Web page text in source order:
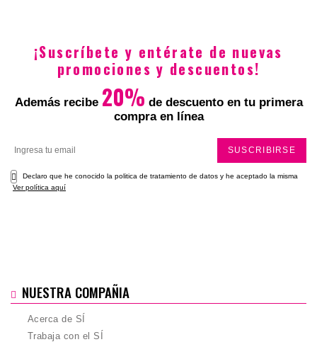
$21.900 $49.900
¡Suscríbete y entérate de nuevas
promociones y descuentos!
Además recibe 20% de descuento en tu primera
compra en línea
SUSCRIBIRSE
Declaro que he conocido la politica de tratamiento de datos y he aceptado la misma
Ver política aquí
NUESTRA COMPAÑIA
Acerca de SÍ
Trabaja con el SÍ